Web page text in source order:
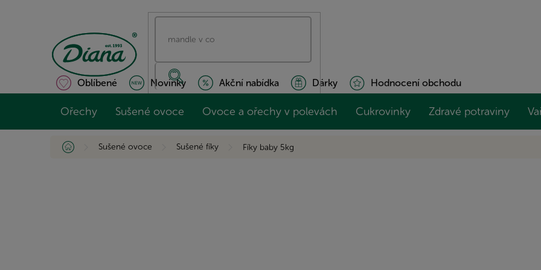
Oblíbené Novinky Akční nabídka Dárky Hodnocení obchodu
Ořechy Sušené ovoce Ovoce a ořechy v polevách Cukrovinky Zdravé potraviny
Domů Sušené ovoce Sušené fíky Fíky baby 5kg